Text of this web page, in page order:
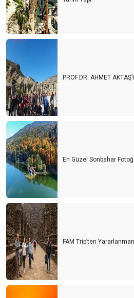
PROF.DR. AHMET
En Güzel Sonbahar
FAM Trip’ten